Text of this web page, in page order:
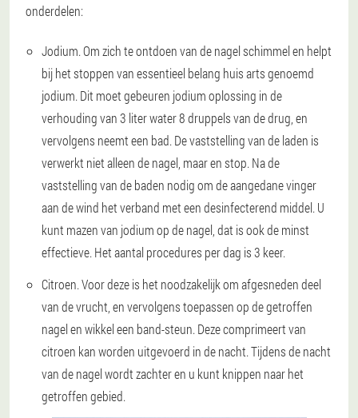
onderdelen:
Jodium. Om zich te ontdoen van de nagel schimmel en helpt
bij het stoppen van essentieel belang huis arts genoemd
jodium. Dit moet gebeuren jodium oplossing in de
verhouding van 3 liter water 8 druppels van de drug, en
vervolgens neemt een bad. De vaststelling van de laden is
verwerkt niet alleen de nagel, maar en stop. Na de
vaststelling van de baden nodig om de aangedane vinger
aan de wind het verband met een desinfecterend middel. U
kunt mazen van jodium op de nagel, dat is ook de minst
effectieve. Het aantal procedures per dag is 3 keer.
Citroen.Voor deze is het noodzakelijk om afgesneden deel
van de vrucht, en vervolgens toepassen op de getroffen
nagel en wikkel een band-steun. Deze comprimeert van
citroen kan worden uitgevoerd in de nacht. Tijdens de nacht
van de nagel wordt zachter en u kunt knippen naar het
getroffen gebied.